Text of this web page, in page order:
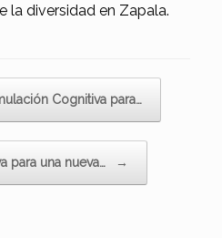
la diversidad en Zapala.
Cognitiva para…
para una nueva… →